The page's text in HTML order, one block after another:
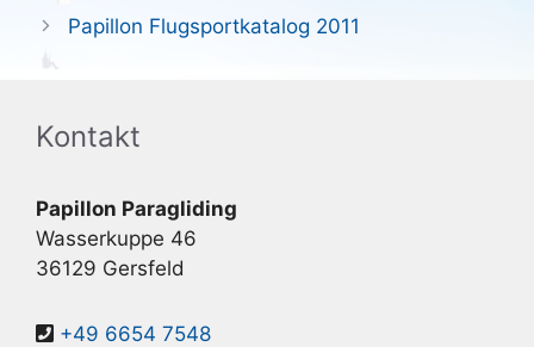
Papillon Flugsportkatalog 2011
Kontakt
Papillon Paragliding
Wasserkuppe 46
36129 Gersfeld
+49 6654 7548